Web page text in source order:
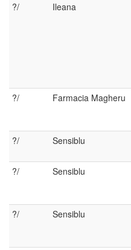
?/
Ileana
?/
Farmacia Magheru
?/ Sensiblu
?/ Sensiblu
?/ Sensiblu